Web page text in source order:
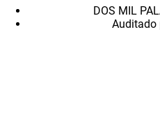
DOS MIL
Auditado